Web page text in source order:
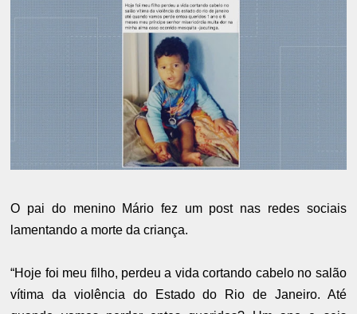
O pai do menino Mário fez um post nas redes sociais
lamentando a morte da criança.
“Hoje foi meu filho, perdeu a vida cortando cabelo no salão
vítima da violência do Estado do Rio de Janeiro. Até